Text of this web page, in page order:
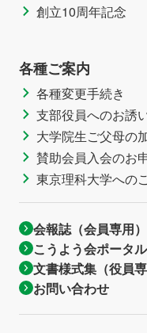
創立10周年記念
各種ご案内
各種変更手続き
支部役員へのお誘
大学院生ご父母の
賛助会員入会のお
東京理科大学への
会報誌（会員専用）
こうよう会ポータ
文書様式集（役員専
お問い合わせ